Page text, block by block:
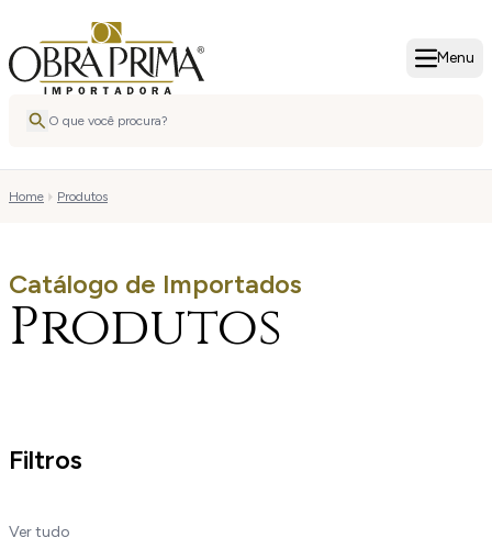
Menu
Home Produtos
Catálogo de Importados
Produtos
Filtros
Ver tudo